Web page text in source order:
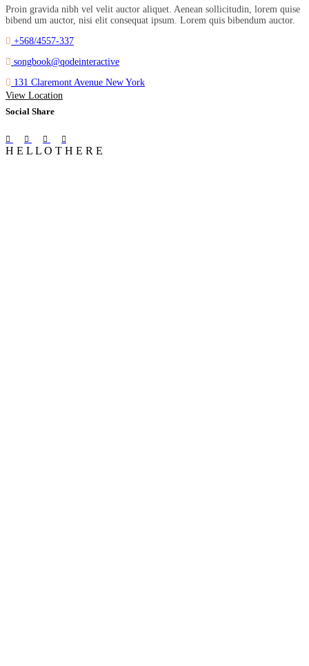
Proin gravida nibh vel velit auctor aliquet. Aenean sollicitudin, lorem quise
bibend um auctor, nisi elit consequat ipsum. Lorem quis bibendum auctor.
+568/4557-337
songbook@qodeinteractive
131 Claremont Avenue New York
View Location
Social Share
H E L L O T H E R E